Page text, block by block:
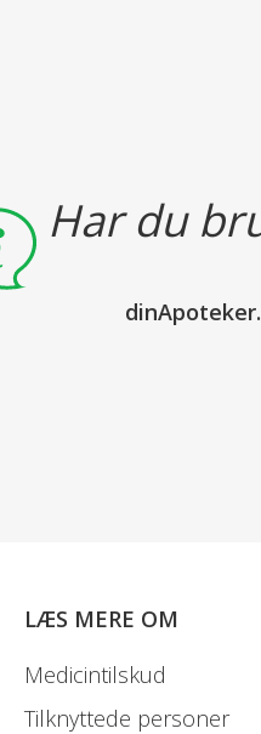
Har du
LÆS MERE OM
Medicintilskud
Tilknyttede personer